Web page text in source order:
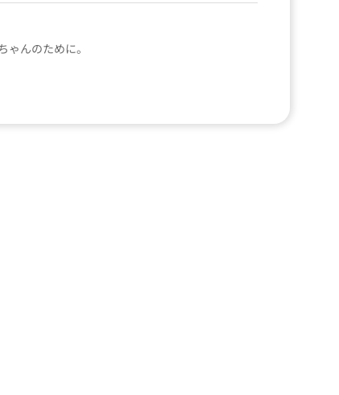
んのために。